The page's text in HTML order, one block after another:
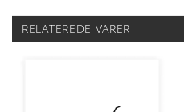
RELATEREDE VARER